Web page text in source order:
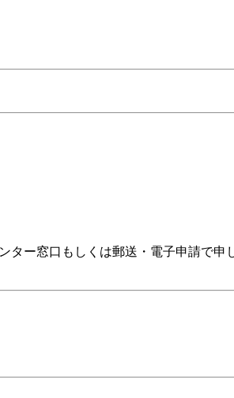
ー窓口もしくは郵送・電子申請で